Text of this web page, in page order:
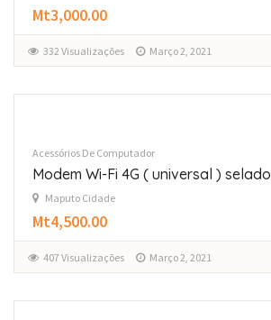
Mt3,000.00
332 Visualizações Março 2, 2021
Acessórios De Computador
Modem Wi-Fi 4G ( universal ) selado
Maputo Cidade
Mt4,500.00
407 Visualizações Março 2, 2021